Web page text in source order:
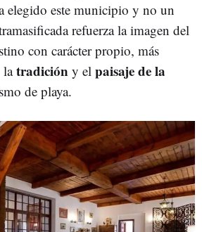
elegido este municipio y no un
refuerza la imagen del
con carácter propio, más
latradición y el paisaje de la
de playa.